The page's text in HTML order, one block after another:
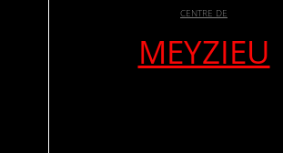
CENTRE DE
MEYZIEU